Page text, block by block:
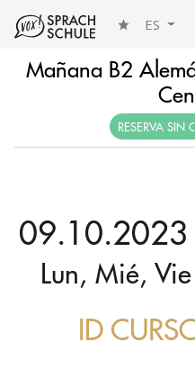
ES
Mañana B2
RESERVA SIN
Lun, Mié,
ID